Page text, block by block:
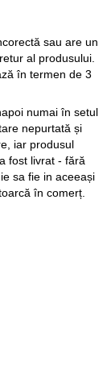
sau are un
al produsului.
în termen de 3
numai în setul
nepurtată și
iar produsul
fost livrat - fără
sa fie in aceeași
în comerț.